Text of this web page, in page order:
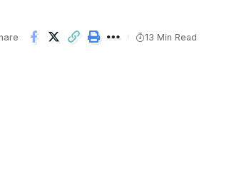
13 Min Read